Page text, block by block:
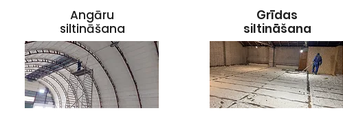
Angāru
siltināšana
Grīdas
siltināšana